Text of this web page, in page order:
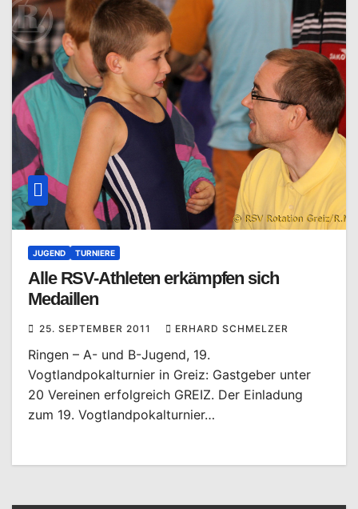
JUGEND TURNIERE
Alle RSV-Athleten erkämpfen sich
Medaillen
25. SEPTEMBER 2011 ERHARD SCHMELZER
Ringen – A- und B-Jugend, 19.
Vogtlandpokalturnier in Greiz: Gastgeber unter
20 Vereinen erfolgreich GREIZ. Der Einladung
zum 19. Vogtlandpokalturnier…